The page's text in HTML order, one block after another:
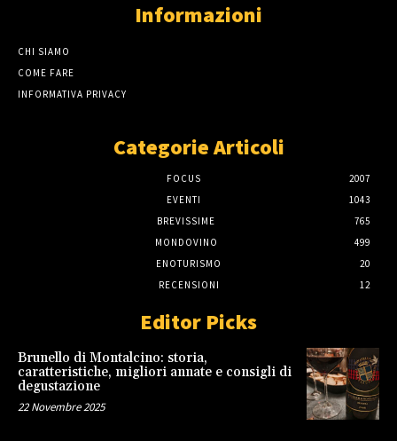
Informazioni
CHI SIAMO
COME FARE
INFORMATIVA PRIVACY
Categorie Articoli
FOCUS
2007
EVENTI
1043
BREVISSIME
765
MONDOVINO
499
ENOTURISMO
20
RECENSIONI
12
Editor Picks
Brunello di Montalcino: storia,
caratteristiche, migliori annate e consigli di
degustazione
22 Novembre 2025